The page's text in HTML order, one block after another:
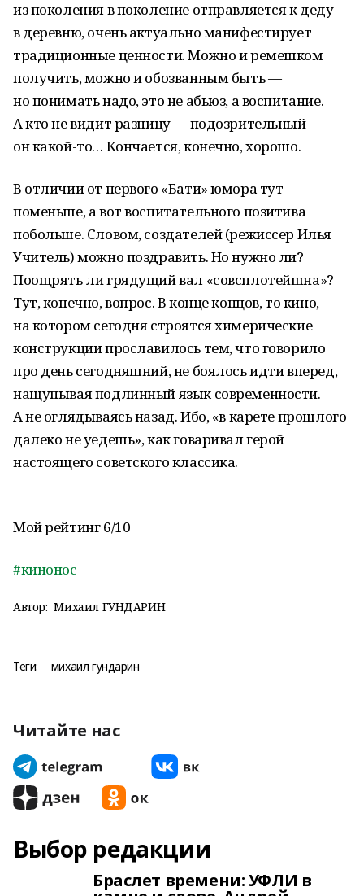
из поколения в поколение отправляется к деду
в деревню, очень актуально манифестирует
традиционные ценности. Можно и ремешком
получить, можно и обозванным быть —
но понимать надо, это не абьюз, а воспитание.
А кто не видит разницу — подозрительный
он какой-то… Кончается, конечно, хорошо.
В отличии от первого «Бати» юмора тут
поменьше, а вот воспитательного позитива
побольше. Словом, создателей (режиссер Илья
Учитель) можно поздравить. Но нужно ли?
Поощрять ли грядущий вал «совсплотейшна»?
Тут, конечно, вопрос. В конце концов, то кино,
на котором сегодня строятся химерические
конструкции прославилось тем, что говорило
про день сегодняшний, не боялось идти вперед,
нащупывая подлинный язык современности.
А не оглядываясь назад. Ибо, «в карете прошлого
далеко не уедешь», как говаривал герой
настоящего советского классика.
Мой рейтинг 6/10
#кинонос
Автор: Михаил ГУНДАРИН
Теги: михаил гундарин
Читайте нас
Выбор редакции
Браслет времени: УФЛИ в